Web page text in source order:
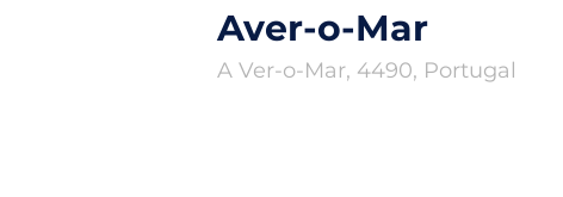
Aver-o-Mar
A Ver-o-Mar, 4490, Portugal